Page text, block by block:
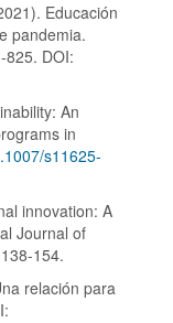
Educación
pandemia.
825. DOI:
An
in
s11625-
innovation: A
Journal of
154.
relación para